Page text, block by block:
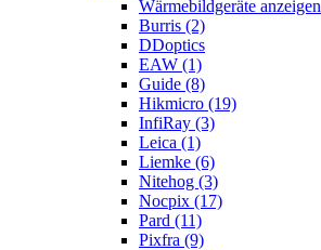
Wärmebildgeräte anzeigen
Burris (2)
DDoptics
EAW (1)
Guide (8)
Hikmicro (19)
InfiRay (3)
Leica (1)
Liemke (6)
Nitehog (3)
Nocpix (17)
Pard (11)
Pixfra (9)